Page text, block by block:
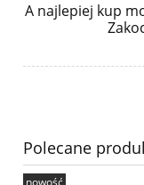
A najlepiej kup
Polecane